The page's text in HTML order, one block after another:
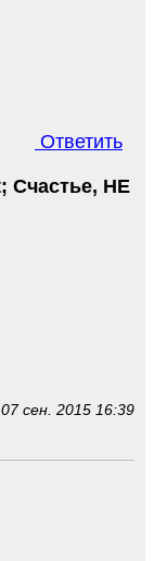
Ответить
Счастье, НЕ
сен. 2015 16:39